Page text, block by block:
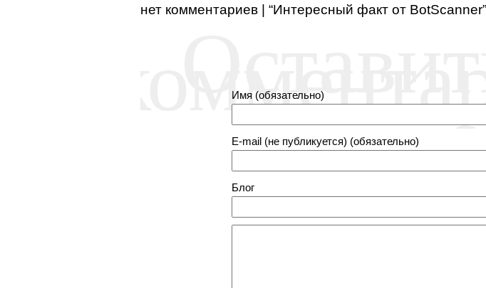
нет комментариев | “Интересный факт от BotScanner”
Оставить
Имя (обязательно)
E-mail (не публикуется) (обязательно)
Блог